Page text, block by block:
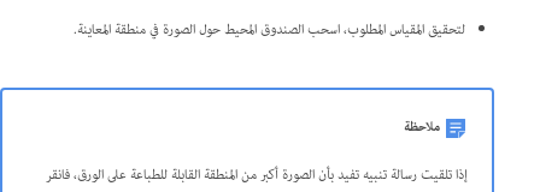
لتحقيق المقياس المطلوب، اسحب الصندوق المحيط حول الصورة في منطقة المعاينة.
ملاحظة
إذا تلقيت رسالة تنبيه تفيد بأن الصورة أكبر من المنطقة القابلة للطباعة على الورق، فانقر